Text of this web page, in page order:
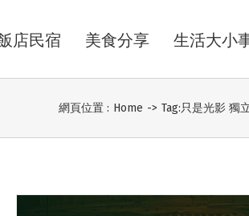
店民宿 美食分享 生活大小
網頁位置 : Home -> Tag:只是光影 獨